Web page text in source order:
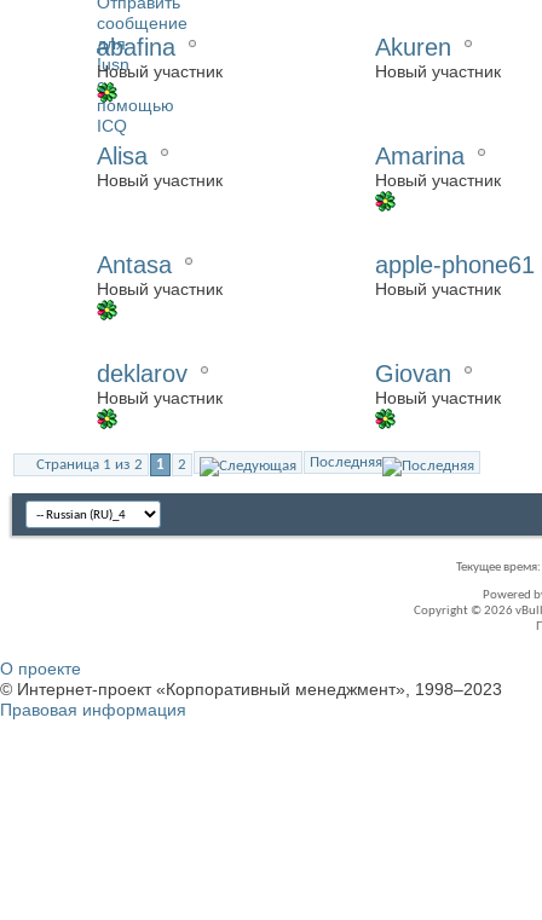
abafina
Новый участник
Akuren
Новый участник
Alisa
Новый участник
Amarina
Новый участник
Antasa
Новый участник
apple-phone61
Новый участник
deklarov
Новый участник
Giovan
Новый участник
Страница 1 из 2 1 2 Последняя
Текущее время:
Powered
Copyright © 2026
О проекте
© Интернет-проект «Корпоративный менеджмент», 1998–2023
Правовая информация